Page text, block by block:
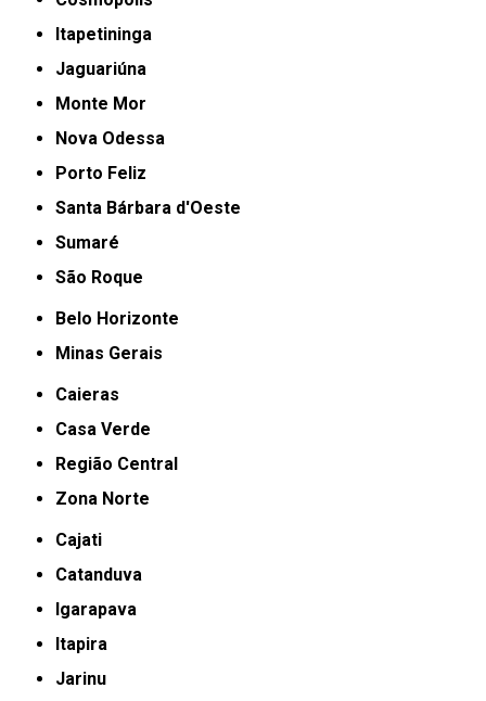
Itapetininga
Jaguariúna
Monte Mor
Nova Odessa
Porto Feliz
Santa Bárbara d'Oeste
Sumaré
São Roque
Belo Horizonte
Minas Gerais
Caieras
Casa Verde
Região Central
Zona Norte
Cajati
Catanduva
Igarapava
Itapira
Jarinu